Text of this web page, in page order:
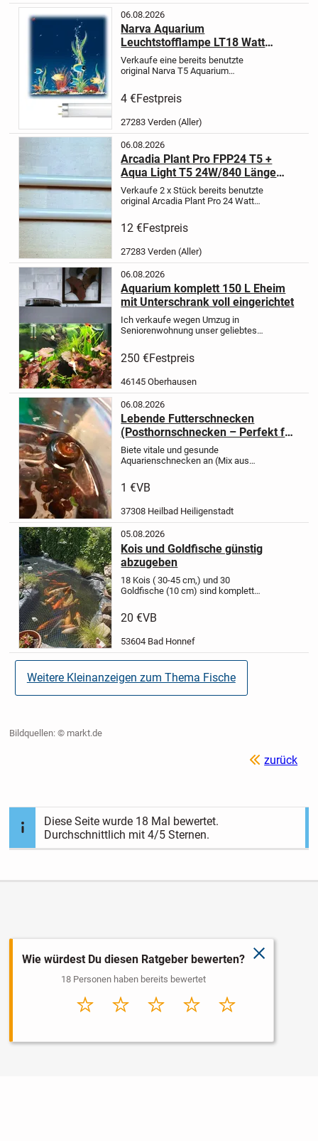
06.08.2026
Narva Aquarium
Leuchtstofflampe LT18 Watt
Daylight 60 cm
Verkaufe eine bereits benutzte
original Narva T5 Aquarium
weiss 18 Watt und 60 cm Länge, wie
abgebildet. Kosmetischen Zustand:
wie...
4 €Festpreis
27283 Verden (Aller)
06.08.2026
Arcadia Plant Pro FPP24 T5 +
Aqua Light T5 24W/840 Länge
549 mm
Verkaufe 2 x Stück bereits benutzte
original Arcadia Plant Pro 24 Watt
Blue Länge beider Leuchtmittel 549
mm voll funktionstüchtig, wie
12 €Festpreis
27283 Verden (Aller)
06.08.2026
Aquarium komplett 150 L Eheim
mit Unterschrank voll eingerichtet
Ich verkaufe wegen Umzug in
Seniorenwohnung unser geliebtes
Unterschrank inkl. Besatz von Fische-
Garnelen- Schnecken,- Steine,-
Bio Flow M...
250 €Festpreis
46145 Oberhausen
06.08.2026
Lebende Futterschnecken
(Posthornschnecken – Perfekt für
Kugelfische, Barsche....
Biete vitale und gesunde
Aquarienschnecken an (Mix aus
Posthornschnecken).
8 Cent100 7 Euro
sicherer,...
1 €VB
37308 Heilbad Heiligenstadt
05.08.2026
Kois und Goldfische günstig
abzugeben
18 Kois ( 30-45 cm,) und 30
Goldfische (10 cm) sind komplett
Teichaufgabe. Sie müssen selbst
gefangen und transportiert werden.
20 €VB
53604 Bad Honnef
Weitere Kleinanzeigen zum Thema Fische
Bildquellen: © markt.de
zurück
Diese Seite wurde 18 Mal bewertet.
Durchschnittlich mit4/5 Sternen.
schließen
Wie würdest Du diesen Ratgeber bewerten?
18 Personen haben bereits bewertet